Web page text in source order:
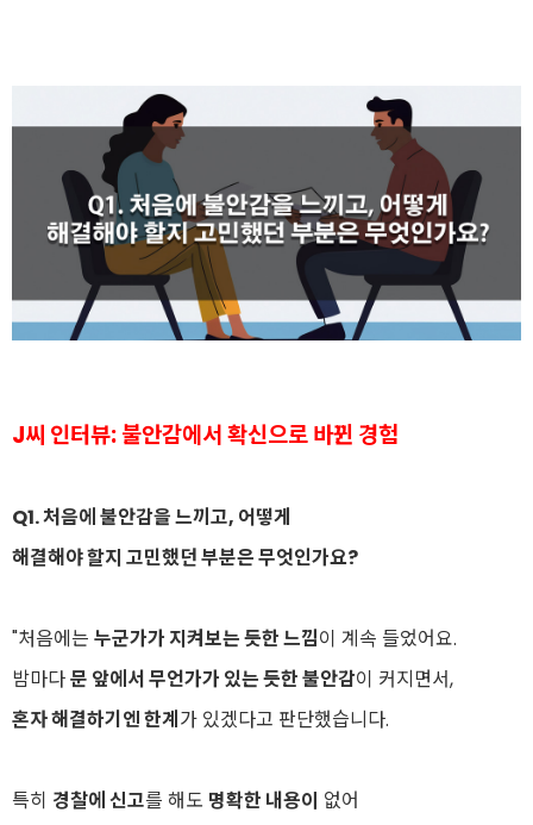
J씨 인터뷰: 불안감에서 확신으로 바뀐 경험
Q1. 처음에 불안감을 느끼고, 어떻게
해결해야 할지 고민했던 부분은 무엇인가요?
"처음에는 누군가가 지켜보는 듯한 느낌이 계속 들었어요.
밤마다문 앞에서 무언가가 있는 듯한 불안감이 커지면서,
혼자 해결하기엔 한계가 있겠다고 판단했습니다.
특히 경찰에 신고를 해도 명확한 내용이 없어